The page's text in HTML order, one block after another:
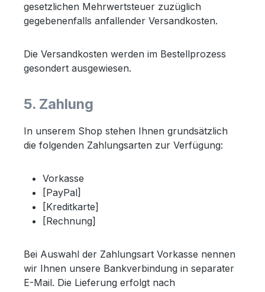
gesetzlichen Mehrwertsteuer zuzüglich
gegebenenfalls anfallender Versandkosten.
Die Versandkosten werden im Bestellprozess
gesondert ausgewiesen.
5. Zahlung
In unserem Shop stehen Ihnen grundsätzlich
die folgenden Zahlungsarten zur Verfügung:
Vorkasse
[PayPal]
[Kreditkarte]
[Rechnung]
Bei Auswahl der Zahlungsart Vorkasse nennen
wir Ihnen unsere Bankverbindung in separater
E-Mail. Die Lieferung erfolgt nach